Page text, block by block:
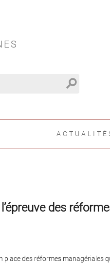
search
des
place des réformes managériales